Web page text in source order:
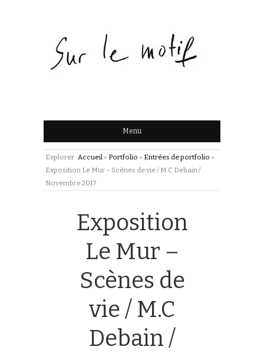
Menu
Explorer :Accueil » Portfolio » Entrées de portfolio »
Exposition Le Mur – Scènes de vie / M.C Debain /
Novembre 2017
Exposition
Le Mur –
Scènes de
vie / M.C
Debain /